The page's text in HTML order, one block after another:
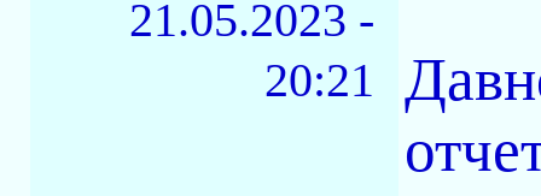
21.05.2023 -
20:21